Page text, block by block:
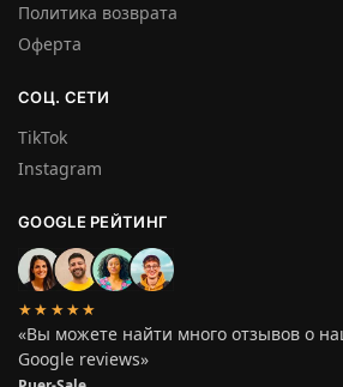
Политика возврата
Оферта
СОЦ. СЕТИ
TikTok
Instagram
GOOGLE РЕЙТИНГ
★★★★★
«Вы можете найти много отзывов о
Google reviews»